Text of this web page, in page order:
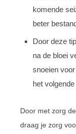
komende
beter
Door deze
na de bloei
snoeien
het
Door met zorg
draag je zorg